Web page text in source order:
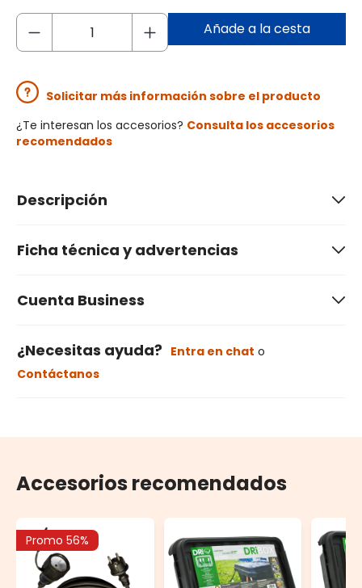
Añade a la cesta
Solicitar más información sobre el producto
¿Te interesan los accesorios? Consulta los accesorios
recomendados
Descripción
Ficha técnica y advertencias
Cuenta Business
¿Necesitas ayuda? Entra en chat o
Contáctanos
Accesorios recomendados
Promo 56%